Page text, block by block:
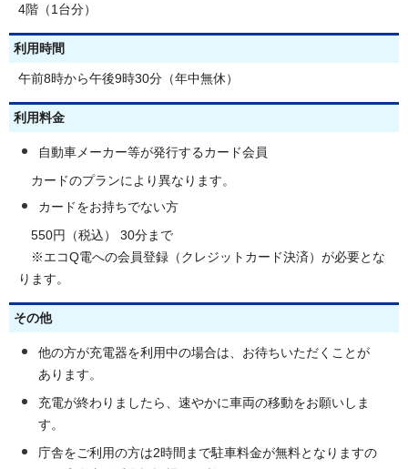
4階（1台分）
利用時間
午前8時から午後9時30分（年中無休）
利用料金
自動車メーカー等が発行するカード会員
カードのプランにより異なります。
カードをお持ちでない方
550円（税込） 30分まで
※エコQ電への会員登録（クレジットカード決済）が必要とな
ります。
その他
他の方が充電器を利用中の場合は、お待ちいただくことが
あります。
充電が終わりましたら、速やかに車両の移動をお願いしま
す。
庁舎をご利用の方は2時間まで駐車料金が無料となりますの